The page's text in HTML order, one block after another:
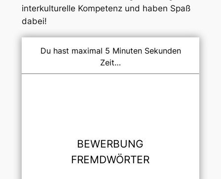
interkulturelle Kompetenz und haben Spaß
dabei!
Du hast maximal 5 Minuten Sekunden
Zeit…
BEWERBUNG
FREMDWÖRTER